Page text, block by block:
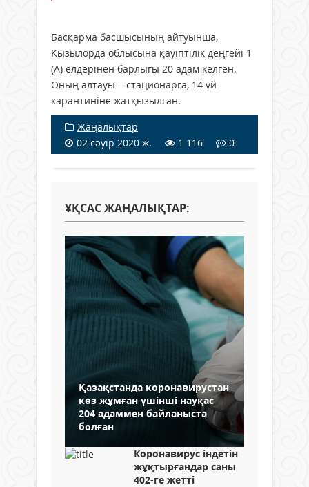
Басқарма басшысының айтуынша,
Қызылорда облысына қауіптілік деңгейі 1
(А) елдерінен барлығы 20 адам келген.
Оның алтауы – стационарға, 14 үй
карантиніне жатқызылған.
Жаңалықтар
02 сәуір 2020 ж.
1 116 0
ҰҚСАС ЖАҢАЛЫҚТАР:
Қазақстанда коронавирустан
көз жұмған үшінші науқас
204 адаммен байланыста
болған
Коронавирус індетін
жұқтырғандар саны
402-ге жетті